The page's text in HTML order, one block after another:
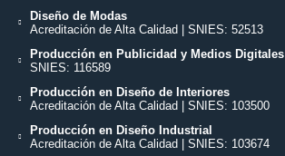
Diseño de Modas
Acreditación de Alta Calidad | SNIES: 52513
Producción en Publicidad y Medios Digitales
SNIES: 116589
Producción en Diseño de Interiores
Acreditación de Alta Calidad | SNIES: 103500
Producción en Diseño Industrial
Acreditación de Alta Calidad | SNIES: 103674